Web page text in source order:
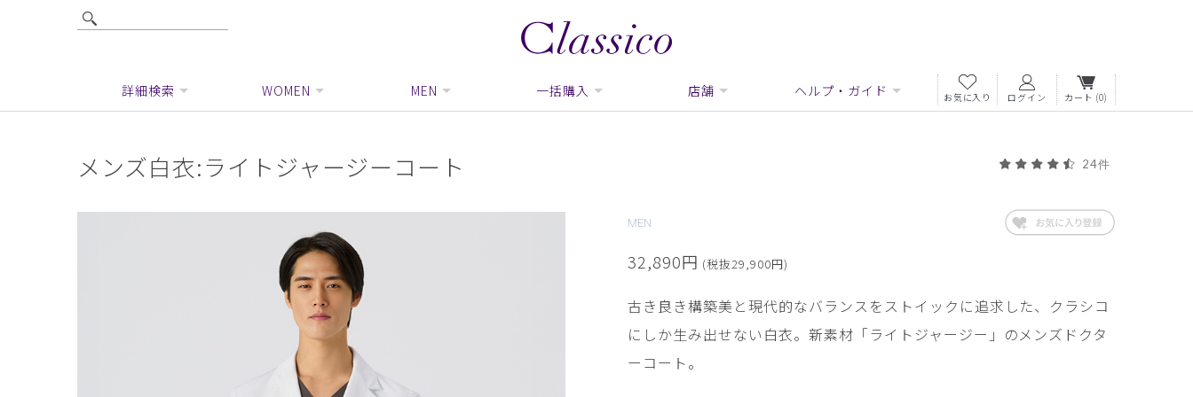
詳細検索 WOMEN MEN 一括購入 店舗 ヘルプ・ガイド お気に入り ログイン カート (0)
メンズ白衣:ライトジャージーコート 24件
MEN
32,890円 (税抜29,900円)
古き良き構築美と現代的なバランスをストイックに追求した、クラシコ
にしか生み出せない白衣。新素材「ライトジャージー」のメンズドクタ
ーコート。